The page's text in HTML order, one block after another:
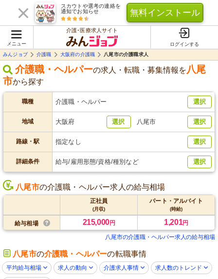
スカウトや選考の連絡を
通知でお知らせ
無料インストール
メニュー
介護･医療求人サイト
ログインする
みんジョブ
介護職 大阪府の介護職 八尾市の介護職求人
介護職・ヘルパーの求人・転職・募集情報を 八尾
市から探す
職種 介護職・ヘルパー 選択
地域 大阪府 選択 八尾市 選択
路線・駅 指定なし 選択
詳細条件 給与/雇用形態/資格/種別など 選択
八尾市の介護職・ヘルパー求人の給与相場
正社員
(月収)
パート・アルバイト
(時給)
給与相場 215,000円 1,201円
八尾市の介護職・ヘルパー求人の給与相場
八尾市の介護職・ヘルパーの転職事情
平均給与相場 求人の動向 介護求人事情 求人数のトレンド